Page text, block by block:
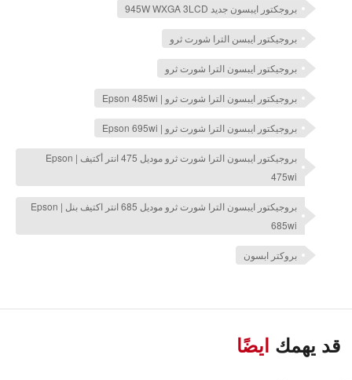
بروجكتور ايبسون جديد 945W WXGA 3LCD
بروجيكتور ايبسن الترا شورت ثرو
بروجيكتور ايبسون الترا شورت ثرو
بروجيكتور ايبسون الترا شورت ثرو | Epson 485wi
بروجيكتور ايبسون الترا شورت ثرو | Epson 695wi
بروجيكتور ايبسون الترا شورت ثرو موديل 475 انتر أكتيف | Epson
475wi
بروجيكتور ايبسون الترا شورت ثرو موديل 685 انتر اكتيف بنل | Epson
685wi
بروكتر ابسون
قد يهمك ايضًا